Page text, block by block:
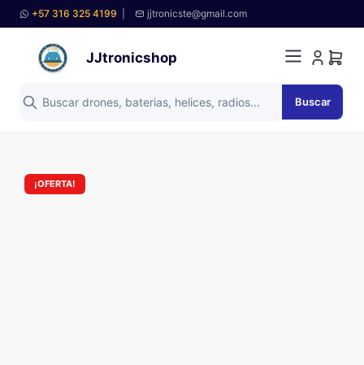
+57 316 325 4199 jjtronicste@gmail.com
JJtronicshop
Buscar
¡OFERTA!